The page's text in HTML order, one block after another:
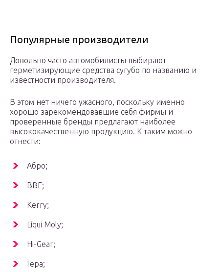
Популярные производители
Довольно часто автомобилисты выбирают
герметизирующие средства сугубо по названию и
известности производителя.
В этом нет ничего ужасного, поскольку именно
хорошо зарекомендовавшие себя фирмы и
проверенные бренды предлагают наиболее
высококачественную продукцию. К таким можно
отнести:
Абро;
BBF;
Kerry;
Liqui Moly;
Hi-Gear;
Гера;